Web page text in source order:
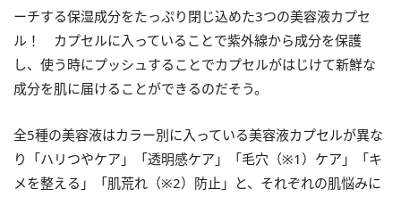
ーチする保湿成分をたっぷり閉じ込めた3つの美容液カプセ
ル！ カプセルに入っていることで紫外線から成分を保護
し、使う時にプッシュすることでカプセルがはじけて新鮮な
成分を肌に届けることができるのだそう。
全5種の美容液はカラー別に入っている美容液カプセルが異な
り「ハリつやケア」「透明感ケア」「毛穴（※1）ケア」「キ
メを整える」「肌荒れ（※2）防止」と、それぞれの肌悩みに